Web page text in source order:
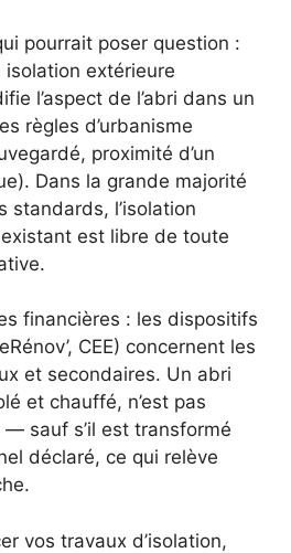
pourrait poser question :
extérieure
l’aspect de l’abri dans un
règles d’urbanisme
proximité d’un
Dans la grande majorité
standards, l’isolation
est libre de toute
financières : les dispositifs
CEE) concernent les
et secondaires. Un abri
et chauffé, n’est pas
sauf s’il est transformé
déclaré, ce qui relève
vos travaux d’isolation,